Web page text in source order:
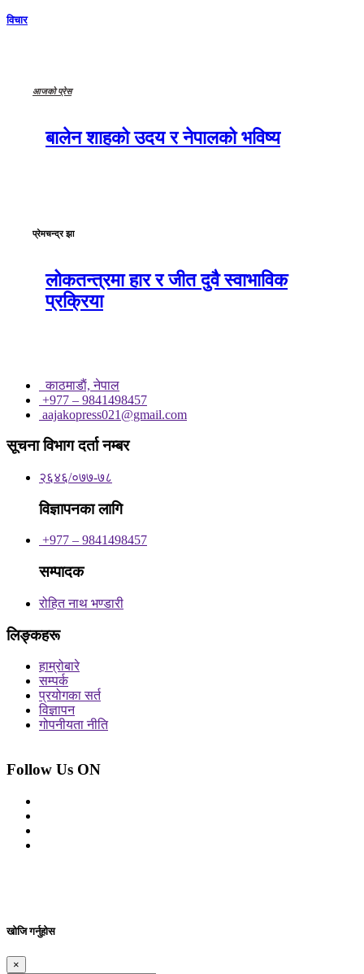
विचार
आजको प्रेस
बालेन शाहको उदय र नेपालको भविष्य
प्रेमचन्द्र झा
लोकतन्त्रमा हार र जीत दुवै स्वाभाविक
प्रक्रिया
काठमाडाैं, नेपाल
+977 – 9841498457
aajakopress021@gmail.com
सूचना विभाग दर्ता नम्बर
२६४६/०७७-७८
विज्ञापनका लागि
+977 – 9841498457
सम्पादक
रोहित नाथ भण्डारी
लिङ्कहरू
हाम्रोबारे
सम्पर्क
प्रयोगका सर्त
विज्ञापन
गोपनीयता नीति
Follow Us ON
खोजि गर्नुहोस
×